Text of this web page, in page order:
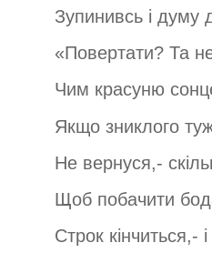
Зупинивсь і думу
«Повертати? Та
Чим красуню
Якщо зниклого
Не вернуся,-
Щоб побачити
Строк кінчиться,-